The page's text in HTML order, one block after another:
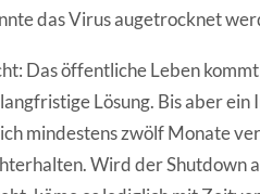
das Virus augetrocknet
Das öffentliche Leben
Lösung. Bis aber
mindestens zwölf Monate
Wird der Shutdown